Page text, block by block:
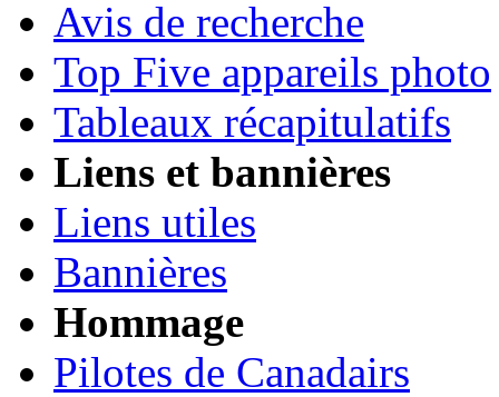
Avis de recherche
Top Five appareils photo
Tableaux récapitulatifs
Liens et bannières
Liens utiles
Bannières
Hommage
Pilotes de Canadairs